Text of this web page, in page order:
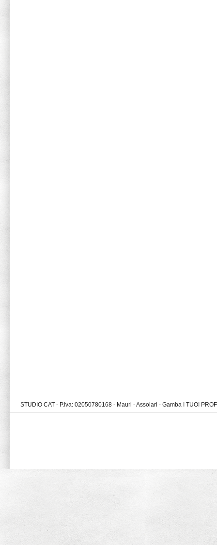
STUDIO CAT - P.Iva: 02050780168 - Mauri - Assolari - Gamba I TUOI